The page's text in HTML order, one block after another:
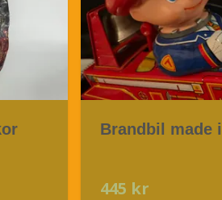
Brandbil made
445 kr